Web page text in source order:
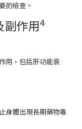
的檢查。
副作用4
用，包括肝功能衰
身體出現長期藥物毒